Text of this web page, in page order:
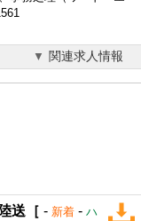
関連求人情報
送［ - 新着 - ハ